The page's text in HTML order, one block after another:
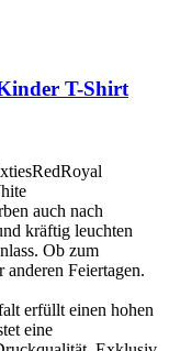
T-Shirt
RedRoyal
auch nach
kräftig leuchten
Ob zum
anderen Feiertagen.
erfüllt einen hohen
eine